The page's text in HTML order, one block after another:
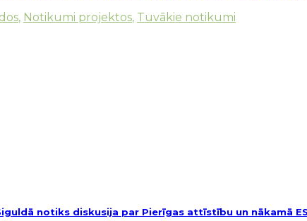
, Notikumi projektos, Tuvākie notikumi
notiks diskusija par Pierīgas attīstību un nākamā